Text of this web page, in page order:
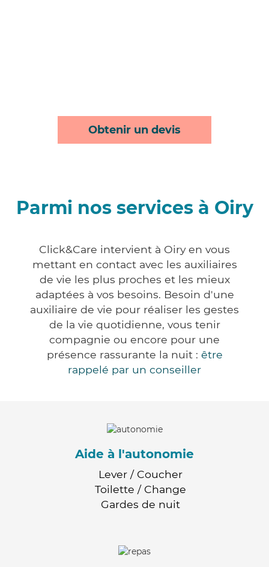
Obtenir un devis
Parmi nos services à Oiry
Click&Care intervient à Oiry en vous
mettant en contact avec les auxiliaires
de vie les plus proches et les mieux
adaptées à vos besoins. Besoin d'une
auxiliaire de vie pour réaliser les gestes
de la vie quotidienne, vous tenir
compagnie ou encore pour une
présence rassurante la nuit : être
rappelé par un conseiller
Aide à l'autonomie
Lever / Coucher
Toilette / Change
Gardes de nuit